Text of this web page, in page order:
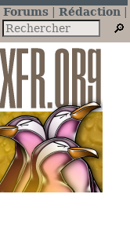
Forums
Rédaction